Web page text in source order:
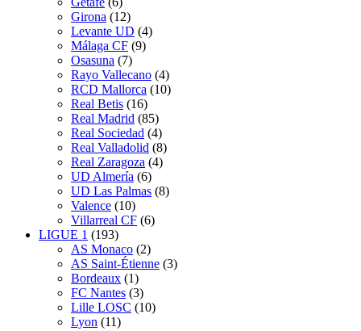
Girona (12)
Levante UD (4)
Málaga CF (9)
Osasuna (7)
Rayo Vallecano (4)
RCD Mallorca (10)
Real Betis (16)
Real Madrid (85)
Real Sociedad (4)
Real Valladolid (8)
Real Zaragoza (4)
UD Almería (6)
UD Las Palmas (8)
Valence (10)
Villarreal CF (6)
LIGUE 1 (193)
AS Monaco (2)
AS Saint-Étienne (3)
Bordeaux (1)
FC Nantes (3)
Lille LOSC (10)
Lyon (11)